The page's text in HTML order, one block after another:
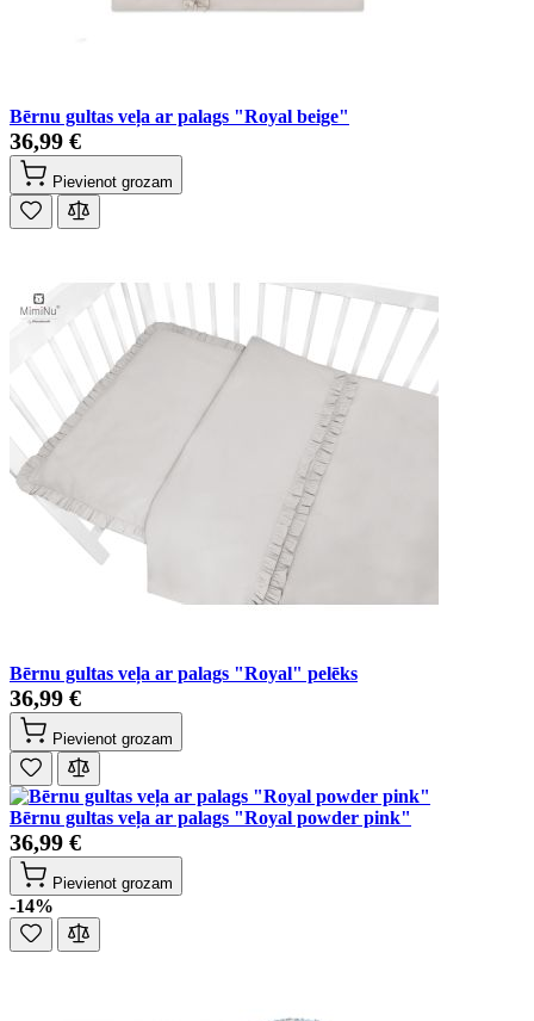
Bērnu gultas veļa ar palags "Royal beige"
36,99 €
Pievienot grozam
Bērnu gultas veļa ar palags "Royal" pelēks
36,99 €
Pievienot grozam
Bērnu gultas veļa ar palags "Royal powder pink"
36,99 €
Pievienot grozam
-14%